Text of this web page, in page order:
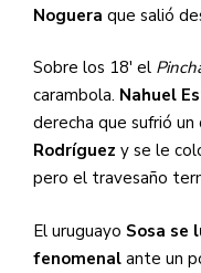
Noguera que salió
Sobre los 18′ el
carambola. Nahuel
derecha que sufrió
Rodríguez y se le
pero el travesaño
El uruguayo Sosa se
fenomenal ante un